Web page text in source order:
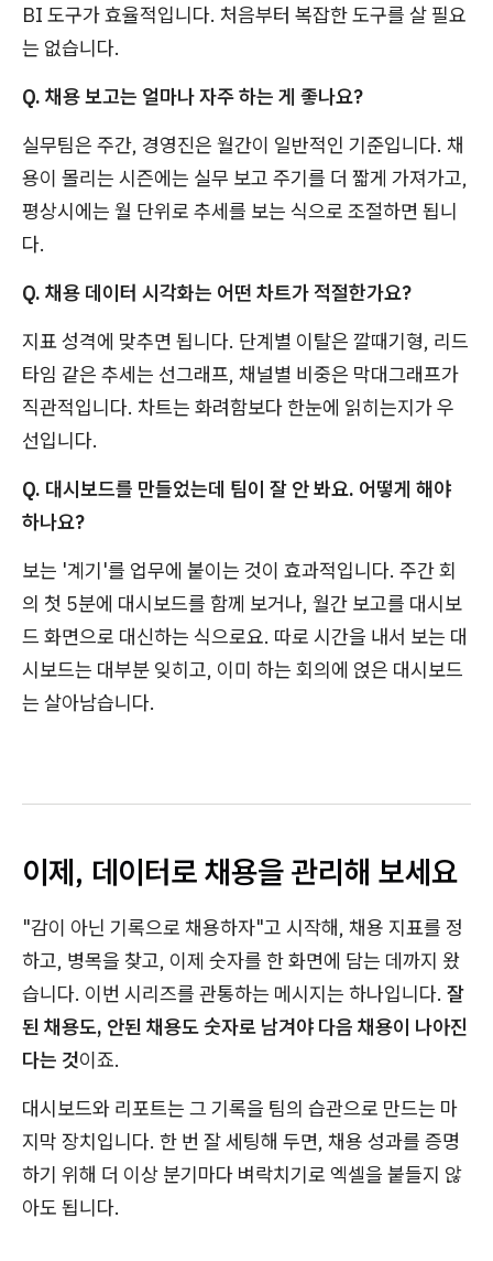
BI 도구가 효율적입니다. 처음부터 복잡한 도구를 살 필요
는 없습니다.
Q. 채용 보고는 얼마나 자주 하는 게 좋나요?
실무팀은 주간, 경영진은 월간이 일반적인 기준입니다. 채
용이 몰리는 시즌에는 실무 보고 주기를 더 짧게 가져가고,
평상시에는 월 단위로 추세를 보는 식으로 조절하면 됩니
다.
Q. 채용 데이터 시각화는 어떤 차트가 적절한가요?
지표 성격에 맞추면 됩니다. 단계별 이탈은 깔때기형, 리드
타임 같은 추세는 선그래프, 채널별 비중은 막대그래프가
직관적입니다. 차트는 화려함보다 한눈에 읽히는지가 우
선입니다.
Q. 대시보드를 만들었는데 팀이 잘 안 봐요. 어떻게 해야
하나요?
보는 '계기'를 업무에 붙이는 것이 효과적입니다. 주간 회
의 첫 5분에 대시보드를 함께 보거나, 월간 보고를 대시보
드 화면으로 대신하는 식으로요. 따로 시간을 내서 보는 대
시보드는 대부분 잊히고, 이미 하는 회의에 얹은 대시보드
는 살아남습니다.
이제, 데이터로 채용을 관리해 보세요
"감이 아닌 기록으로 채용하자"고 시작해, 채용 지표를 정
하고, 병목을 찾고, 이제 숫자를 한 화면에 담는 데까지 왔
습니다. 이번 시리즈를 관통하는 메시지는 하나입니다. 잘
된 채용도, 안된 채용도 숫자로 남겨야 다음 채용이 나아진
다는 것이죠.
대시보드와 리포트는 그 기록을 팀의 습관으로 만드는 마
지막 장치입니다. 한 번 잘 세팅해 두면, 채용 성과를 증명
하기 위해 더 이상 분기마다 벼락치기로 엑셀을 붙들지 않
아도 됩니다.